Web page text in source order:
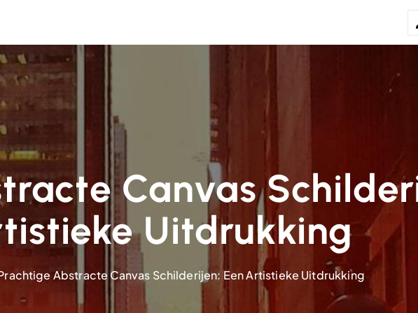
Canvas
Uitdrukking
Abstracte Canvas Schilderijen: Een Artistieke Uitdrukking